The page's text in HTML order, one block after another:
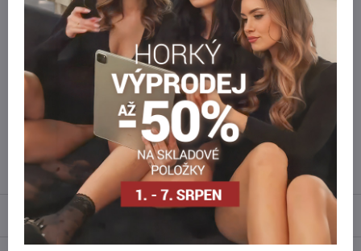
Staňte se součástí everlady
Staňte se součástí everlady a využívejte 5 % členskou výhodu
každém nákupu.
Výhoda se vám automaticky uplatní v košíku.
Máte zájem o více kusů ?
Kontaktujte nás na mail, zboží pro Vás doskladníme!
info​@everlady​.eu
Popis